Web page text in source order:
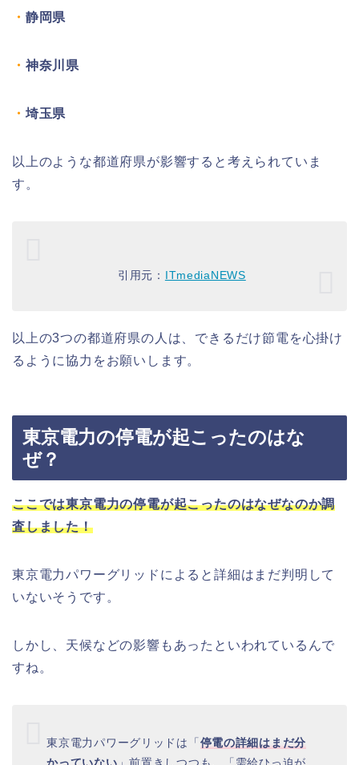
・ 静岡県
・ 神奈川県
・ 埼玉県
以上のような都道府県が影響すると考えられていま
す。
引用元： ITmediaNEWS
以上の3つの都道府県の人は、できるだけ節電を心掛け
るように協力をお願いします。
東京電力の停電が起こったのはな
ぜ？
ここでは東京電力の停電が起こったのはなぜなのか調
査しました！
東京電力パワーグリッドによると詳細はまだ判明して
いないそうです。
しかし、天候などの影響もあったといわれているんで
すね。
東京電力パワーグリッドは「 停電の詳細はまだ分